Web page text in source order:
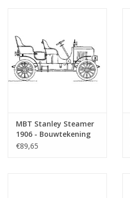
MBT Stanley Steamer
1906 - Bouwtekening
Schaal 1 : XX
€89,65